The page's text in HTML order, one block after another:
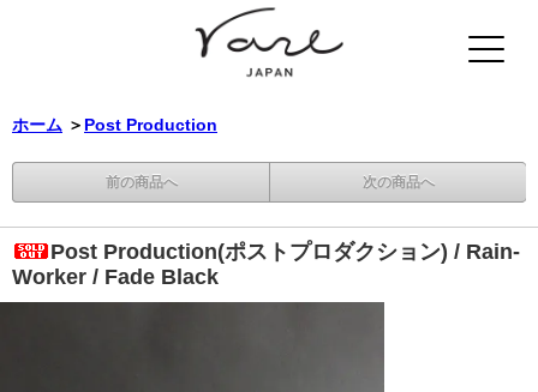
ホーム ＞ Post Production
前の商品へ 次の商品へ
Post Production(ポストプロダクション) / Rain-
Worker / Fade Black